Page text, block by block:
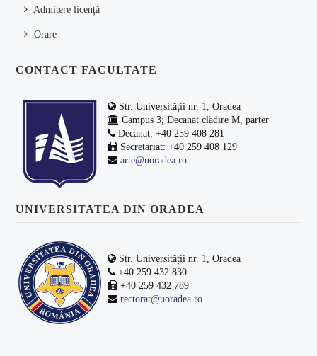
Admitere licență
Orare
CONTACT FACULTATE
Str. Universității nr. 1, Oradea
Campus 3; Decanat clădire M, parter
Decanat: +40 259 408 281
Secretariat: +40 259 408 129
arte@uoradea.ro
UNIVERSITATEA DIN ORADEA
Str. Universității nr. 1, Oradea
+40 259 432 830
+40 259 432 789
rectorat@uoradea.ro